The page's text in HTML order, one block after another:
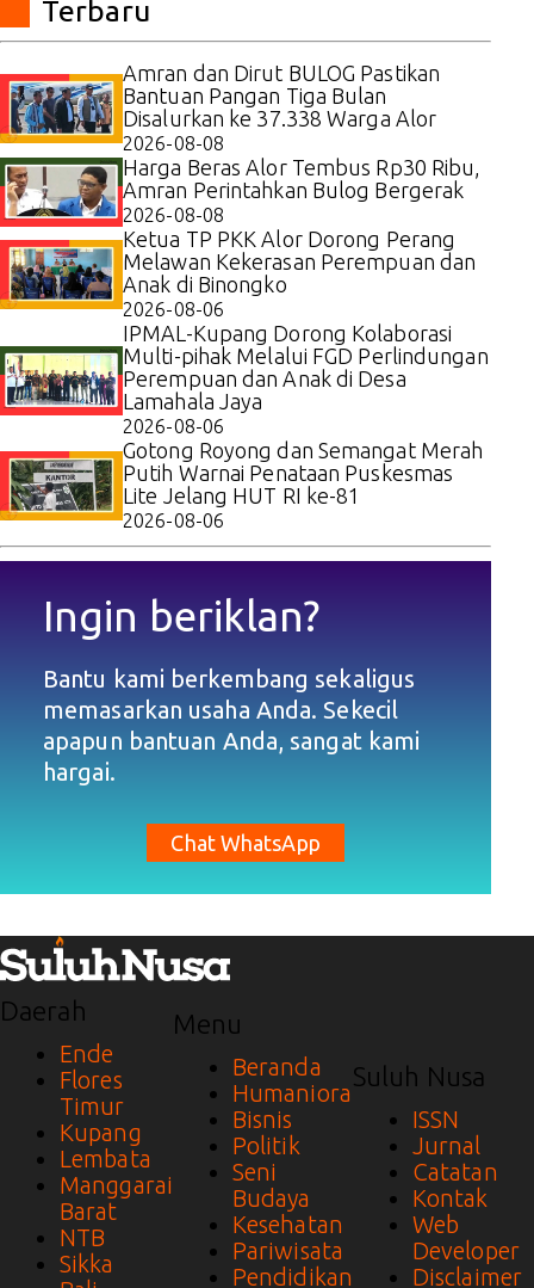
Terbaru
Amran dan Dirut BULOG Pastikan
Bantuan Pangan Tiga Bulan
Disalurkan ke 37.338 Warga Alor
2026-08-08
Harga Beras Alor Tembus Rp30 Ribu,
Amran Perintahkan Bulog Bergerak
2026-08-08
Ketua TP PKK Alor Dorong Perang
Melawan Kekerasan Perempuan dan
Anak di Binongko
2026-08-06
IPMAL-Kupang Dorong Kolaborasi
Multi-pihak Melalui FGD Perlindungan
Perempuan dan Anak di Desa
Lamahala Jaya
2026-08-06
Gotong Royong dan Semangat Merah
Putih Warnai Penataan Puskesmas
Lite Jelang HUT RI ke-81
2026-08-06
Ingin beriklan?
Bantu kami berkembang sekaligus
memasarkan usaha Anda. Sekecil
apapun bantuan Anda, sangat kami
hargai.
Chat WhatsApp
Daerah
Ende
Flores
Timur
Kupang
Lembata
Manggarai
Barat
NTB
Sikka
Menu
Beranda
Humaniora
Bisnis
Politik
Seni
Budaya
Kesehatan
Pariwisata
Pendidikan
Suluh Nusa
ISSN
Jurnal
Catatan
Kontak
Web
Developer
Disclaimer